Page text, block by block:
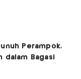
Perampok,
dalam Bagasi